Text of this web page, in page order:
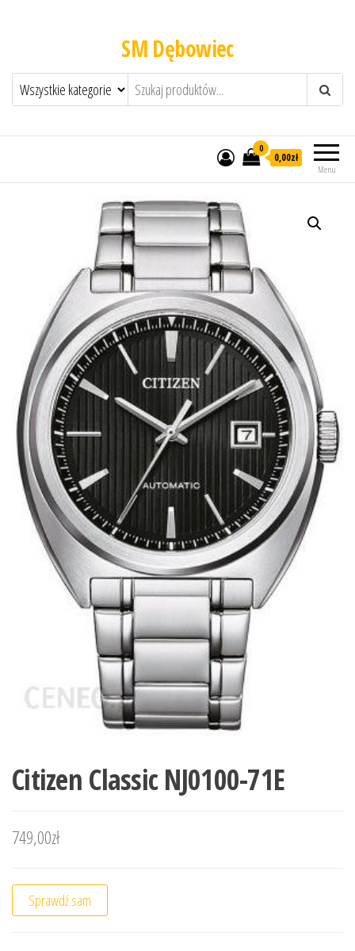
SM Dębowiec
Menu
0
0,00zł
Citizen Classic NJ0100-71E
749,00zł
Sprawdź sam